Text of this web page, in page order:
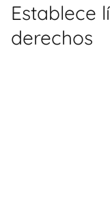
Establece
derechos